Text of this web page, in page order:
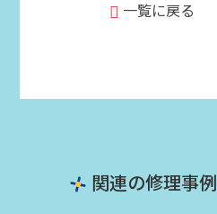
一覧に戻る
関連の修理事例